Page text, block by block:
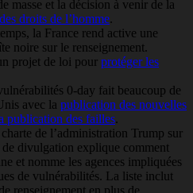
masse et la décision à venir de la
droits de l’homme.
la France rend active une
noire sur le renseignement.
projet de loi pour protéger les
0-day fait beaucoup de
avec la publication des nouvelles
publication des failles.
de l’administration Trump sur
de divulgation explique comment
et nomme les agences impliquées
de vulnérabilités. La liste inclut